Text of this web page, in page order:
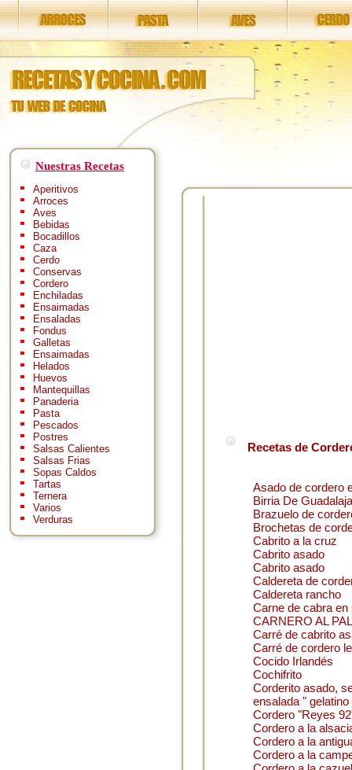
Nuestras Recetas
Aperitivos
Arroces
Aves
Bebidas
Bocadillos
Caza
Cerdo
Conservas
Cordero
Enchiladas
Ensaimadas
Ensaladas
Fondus
Galletas
Ensaimadas
Helados
Huevos
Mantequillas
Panaderia
Pasta
Pescados
Postres
Salsas Calientes
Salsas Frias
Sopas Caldos
Tartas
Ternera
Varios
Verduras
Recetas de
Asado de cordero
Birria De
Brazuelo de
Brochetas de
Cabrito a la cruz
Cabrito asado
Cabrito asado
Caldereta de
Caldereta rancho
Carne de cabra en
CARNERO AL
Carré de cabrito
Carré de cordero
Cocido Irlandés
Cochifrito
Corderito asado,
ensalada " gelatino
Cordero "Reyes
Cordero a la
Cordero a la
Cordero a la